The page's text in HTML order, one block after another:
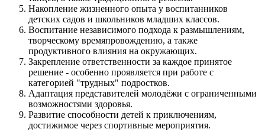
Накопление жизненного опыта у воспитанников
детских садов и школьников младших классов.
Воспитание независимого подхода к размышлениям,
творческому времяпровождению, а также
продуктивного влияния на окружающих.
Закрепление ответственности за каждое принятое
решение - особенно проявляется при работе с
категорией "трудных" подростков.
Адаптация представителей молодёжи с ограниченными
возможностями здоровья.
Развитие способности детей к приключениям,
достижимое через спортивные мероприятия.